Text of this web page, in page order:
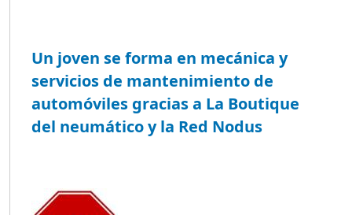
Un joven se forma en mecánica y
servicios de mantenimiento de
automóviles gracias a La Boutique
del neumático y la Red Nodus